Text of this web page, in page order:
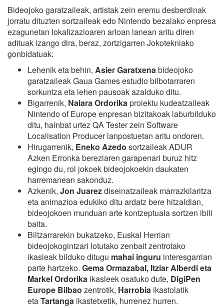
Bideojoko garatzaileak, artistak zein eremu desberdinak
jorratu dituzten sortzaileak edo Nintendo bezalako enpresa
ezagunetan lokalizazioaren arloan lanean aritu diren
adituak izango dira, beraz, zortzigarren Jokotekniako
gonbidatuak:
Lehenik eta behin, Asier Garatxenabideojoko
garatzaileak Gaua Games estudio bilbotarraren
sorkuntza eta lehen pausoak azalduko ditu.
Bigarrenik, Naiara Ordorikaproiektu kudeatzaileak
Nintendo of Europe enpresan bizitakoak laburbilduko
ditu, hainbat urtez QA Tester zein Software
Localisation Producer lanpostuetan aritu ondoren.
Hirugarrenik, Eneko Azedo sortzaileak ADUR
Azken Erronka bereziaren garapenari buruz hitz
egingo du, rol jokoek bideojokoekin daukaten
harremanean sakonduz.
Azkenik, Jon Juarezdiseinatzaileak marrazkilaritza
eta animazioa edukiko ditu ardatz bere hitzaldian,
bideojokoen munduan arte kontzeptuala sortzen ibili
baita.
Biltzarrarekin bukatzeko, Euskal Herrian
bideojokogintzari lotutako zenbait zentrotako
ikasleak bilduko ditugu mahai inguru interesgarrian
parte hartzeko. Gema Ormazabal, Itziar Alberdi eta
Markel Ordorika ikasleek osatuko dute, DigiPen
Europe Bilbao zentrotik, Harrobia ikastolatik
etaTartanga ikastetxetik, hurrenez hurren.